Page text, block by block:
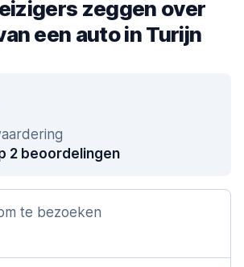
zeggen over
een auto in Turijn
2 beoordelingen
te bezoeken